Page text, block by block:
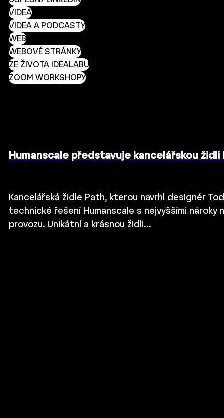
VIDEA
VIDEA A PODCASTY
WEB
WEBOVÉ STRÁNKY
ZE ŽIVOTA IDEALABU
ZOOM WORKSHOPY
Humanscale představuje kancelářskou
Kancelářská židle Path, kterou navrhl designér
technické řešení Humanscale s nejvyššími
provozu. Unikátní a krásnou židli…